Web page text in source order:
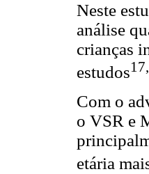
Neste
análise
crianças
estudos
Com o
o VSR e
etária